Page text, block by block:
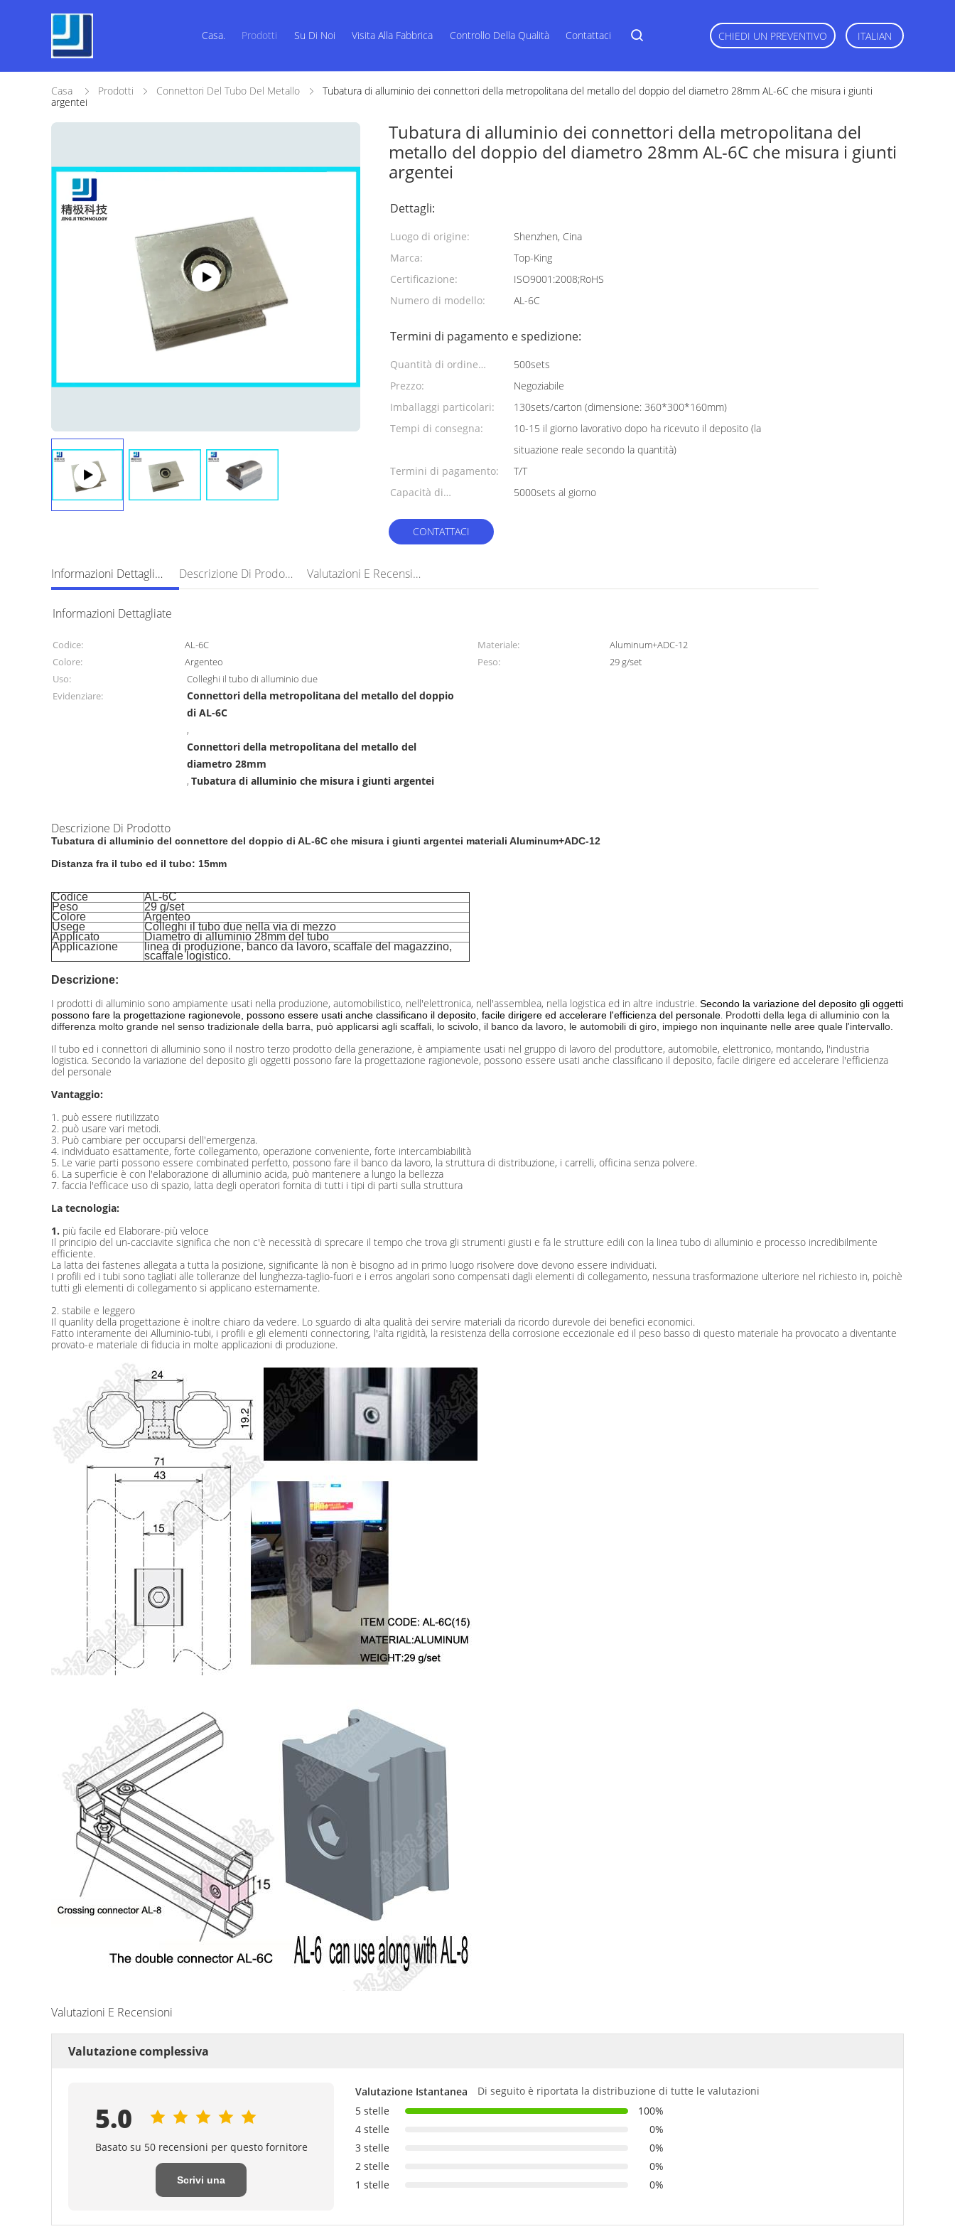
Casa. Prodotti Su Di Noi Visita Alla Fabbrica Controllo Della Qualità Contattaci CHIEDI UN PREVENTIVO ITALIAN
Casa Prodotti Connettori Del Tubo Del Metallo
Tubatura di alluminio dei connettori della metropolitana del metallo del doppio del diametro 28mm AL-6C che misura i giunti
argentei
Tubatura di alluminio dei connettori della metropolitana del
metallo del doppio del diametro 28mm AL-6C che misura i giunti
argentei
Dettagli:
Luogo di origine:
Shenzhen, Cina
Marca:
Top-King
Certificazione:
ISO9001:2008;RoHS
Numero di modello:
AL-6C
Termini di pagamento e spedizione:
Quantità di ordine
minimo:
500sets
Prezzo:
Negoziabile
Imballaggi particolari:
130sets/carton (dimensione: 360*300*160mm)
Tempi di consegna:
10-15 il giorno lavorativo dopo ha ricevuto il deposito (la
situazione reale secondo la quantità)
Termini di pagamento:
T/T
Capacità di
5000sets al giorno
CONTATTACI
Informazioni Dettagliate Descrizione Di Prodotto Valutazioni E Recensioni
Informazioni Dettagliate
Codice: AL-6C Materiale:
Aluminum+ADC-12
Colore:
Argenteo Peso:
29 g/set
Uso:
Colleghi il tubo di alluminio due
Evidenziare:
Connettori della metropolitana del metallo del doppio
di AL-6C
,
Connettori della metropolitana del metallo del
diametro 28mm
,Tubatura di alluminio che misura i giunti argentei
Descrizione Di Prodotto
Tubatura di alluminio del connettore del doppio di AL-6C che misura i giunti argentei materiali Aluminum+ADC-12
Distanza fra il tubo ed il tubo: 15mm
Codice
AL-6C
Peso
29 g/set
Colore
Argenteo
Usege
Colleghi il tubo due nella via di mezzo
Applicato
Diametro di alluminio 28mm del tubo
Applicazione
linea di produzione, banco da lavoro, scaffale del magazzino,
scaffale logistico.
Descrizione:
I prodotti di alluminio sono ampiamente usati nella produzione, automobilistico, nell'elettronica, nell'assemblea, nella logistica ed in altre industrie. Secondo la variazione del deposito gli oggetti
possono fare la progettazione ragionevole, possono essere usati anche classificano il deposito, facile dirigere ed accelerare l'efficienza del personale. Prodotti della lega di alluminio con la
differenza molto grande nel senso tradizionale della barra, può applicarsi agli scaffali, lo scivolo, il banco da lavoro, le automobili di giro, impiego non inquinante nelle aree quale l'intervallo.
Il tubo ed i connettori di alluminio sono il nostro terzo prodotto della generazione, è ampiamente usati nel gruppo di lavoro del produttore, automobile, elettronico, montando, l'industria
logistica. Secondo la variazione del deposito gli oggetti possono fare la progettazione ragionevole, possono essere usati anche classificano il deposito, facile dirigere ed accelerare l'efficienza
del personale
Vantaggio:
1. può essere riutilizzato
2. può usare vari metodi.
3. Può cambiare per occuparsi dell'emergenza.
4. individuato esattamente, forte collegamento, operazione conveniente, forte intercambiabilità
5. Le varie parti possono essere combinated perfetto, possono fare il banco da lavoro, la struttura di distribuzione, i carrelli, officina senza polvere.
6. La superficie è con l'elaborazione di alluminio acida, può mantenere a lungo la bellezza
7. faccia l'efficace uso di spazio, latta degli operatori fornita di tutti i tipi di parti sulla struttura
La tecnologia:
1. più facile ed Elaborare-più veloce
Il principio del un-cacciavite significa che non c'è necessità di sprecare il tempo che trova gli strumenti giusti e fa le strutture edili con la linea tubo di alluminio e processo incredibilmente
efficiente.
La latta dei fastenes allegata a tutta la posizione, significante là non è bisogno ad in primo luogo risolvere dove devono essere individuati.
I profili ed i tubi sono tagliati alle tolleranze del lunghezza-taglio-fuori e i erros angolari sono compensati dagli elementi di collegamento, nessuna trasformazione ulteriore nel richiesto in, poichè
tutti gli elementi di collegamento si applicano esternamente.
2. stabile e leggero
Il quanlity della progettazione è inoltre chiaro da vedere. Lo sguardo di alta qualità dei servire materiali da ricordo durevole dei benefici economici.
Fatto interamente dei Alluminio-tubi, i profili e gli elementi connectoring, l'alta rigidità, la resistenza della corrosione eccezionale ed il peso basso di questo materiale ha provocato a diventante
provato-e materiale di fiducia in molte applicazioni di produzione.
Valutazioni E Recensioni
Valutazione complessiva
5.0
Basato su 50 recensioni per questo fornitore
Scrivi una
Valutazione Istantanea
Di seguito è riportata la distribuzione di tutte le valutazioni
5 stelle
100%
4 stelle
0%
3 stelle
0%
2 stelle
0%
1 stelle
0%